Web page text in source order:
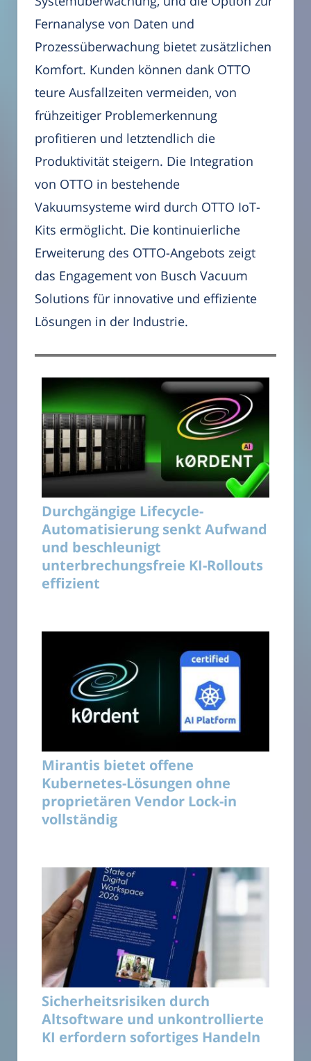
Fernanalyse von Daten und
Prozessüberwachung bietet zusätzlichen
Komfort. Kunden können dank OTTO
teure Ausfallzeiten vermeiden, von
frühzeitiger Problemerkennung
profitieren und letztendlich die
Produktivität steigern. Die Integration
von OTTO in bestehende
Vakuumsysteme wird durch OTTO IoT-
Kits ermöglicht. Die kontinuierliche
Erweiterung des OTTO-Angebots zeigt
das Engagement von Busch Vacuum
Solutions für innovative und effiziente
Lösungen in der Industrie.
Durchgängige Lifecycle-
Automatisierung senkt Aufwand
und beschleunigt
unterbrechungsfreie KI-Rollouts
effizient
Mirantis bietet offene
Kubernetes-Lösungen ohne
proprietären Vendor Lock-in
vollständig
Sicherheitsrisiken durch
Altsoftware und unkontrollierte
KI erfordern sofortiges Handeln